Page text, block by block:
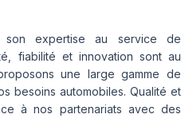
son expertise au service de
fiabilité et innovation sont au
une large gamme de
besoins automobiles. Qualité et
à nos partenariats avec des